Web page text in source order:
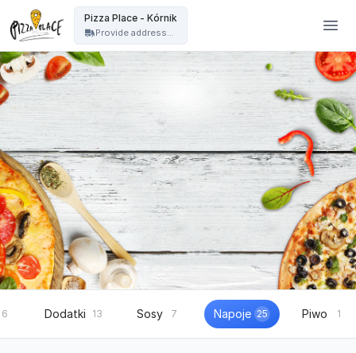
Pizza Place - Kórnik
Provide address...
6 Dodatki 13 Sosy 7 Napoje 25 Piwo 1